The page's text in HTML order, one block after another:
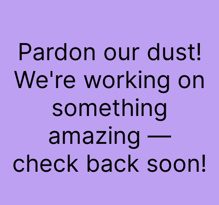
Pardon our dust!
We're working on
something
amazing —
check back soon!